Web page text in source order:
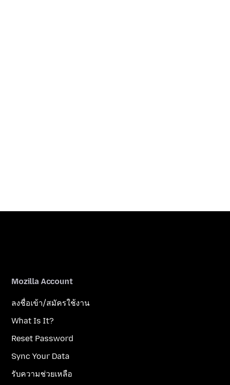
Mozilla Account
ลงชื่อเข้า/สมัครใช้งาน
What Is It?
Reset Password
Sync Your Data
รับความช่วยเหลือ